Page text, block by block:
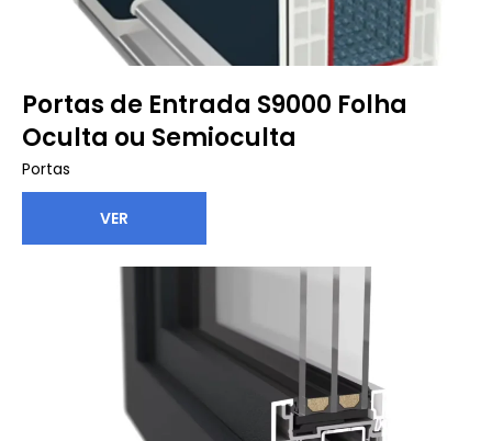
Portas de Entrada S9000 Folha
Oculta ou Semioculta
Portas
VER